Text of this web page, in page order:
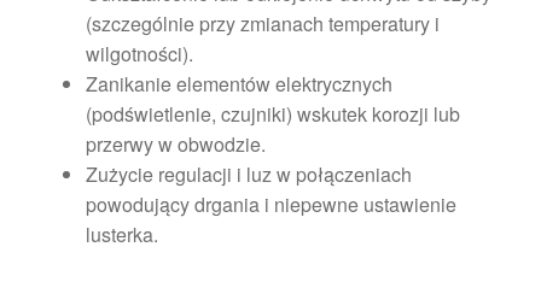
(szczególnie przy zmianach temperatury i
wilgotności).
Zanikanie elementów elektrycznych
(podświetlenie, czujniki) wskutek korozji lub
przerwy w obwodzie.
Zużycie regulacji i luz w połączeniach
powodujący drgania i niepewne ustawienie
lusterka.